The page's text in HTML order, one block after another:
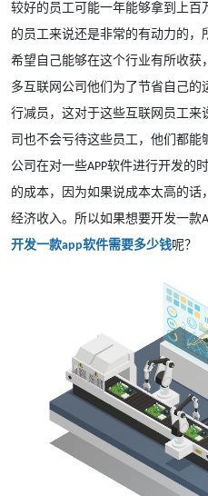
较好的员工可能一年能够拿到上百
的员工来说还是非常的有动力的
希望自己能够在这个行业有所收获
多互联网公司他们为了节省自己
行减员，这对于这些互联网员工
司也不会亏待这些员工，他们都能
公司在对一些APP软件进行开发的
的成本，因为如果说成本太高的
经济收入。所以如果想要开发一款
开发一款app软件需要多少钱呢？